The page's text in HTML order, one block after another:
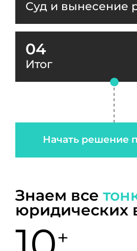
Суд и вынесение
04
Итог
Начать решение
Знаем все
юридических
+